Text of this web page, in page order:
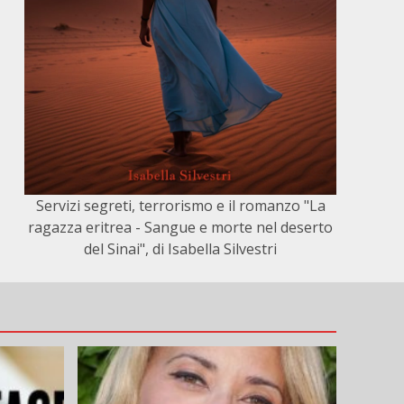
Servizi segreti, terrorismo e il romanzo "La
ragazza eritrea - Sangue e morte nel deserto
del Sinai", di Isabella Silvestri